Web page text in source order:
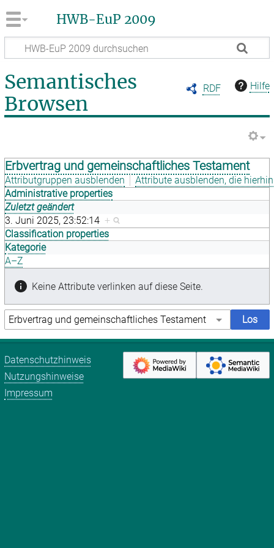
HWB-EuP 2009
RDF Hilfe
Semantisches
Browsen
Erbvertrag und gemeinschaftliches Testament
Attributgruppen ausblenden
Attribute ausblenden, die
Administrative properties
Zuletzt geändert
3. Juni 2025, 23:52:14 +
Classification properties
Kategorie
A–Z
Keine Attribute verlinken auf diese Seite.
Datenschutzhinweis
Nutzungshinweise
Impressum